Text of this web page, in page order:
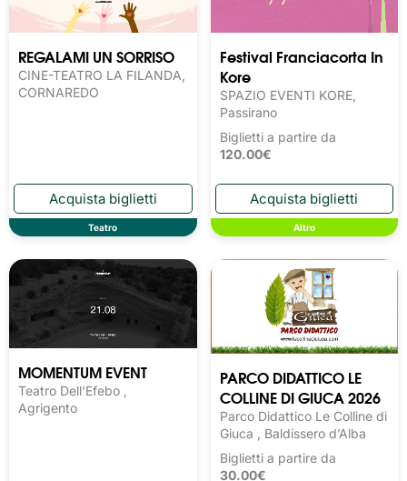
REGALAMI UN SORRISO
CINE-TEATRO LA FILANDA,
CORNAREDO
Teatro
Festival Franciacorta In
Kore
SPAZIO EVENTI KORE,
Passirano
Biglietti a partire da
120.00€
Altro
MOMENTUM EVENT
Teatro Dell'Efebo ,
Agrigento
PARCO DIDATTICO LE
COLLINE DI GIUCA 2026
Parco Didattico Le Colline di
Giuca , Baldissero d’Alba
Biglietti a partire da
30.00€